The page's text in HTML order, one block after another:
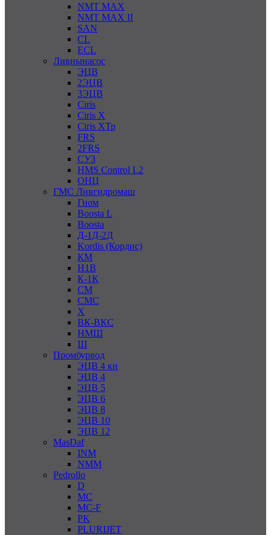
NMT MAX
NMT MAX II
SAN
CL
ECL
Ливнынасос
ЭЦВ
2ЭЦВ
3ЭЦВ
Ciris
Ciris X
Ciris ХТр
FRS
2FRS
СУЗ
HMS Control L2
ОНЦ
ГМС Ливгидромаш
Гном
Boosta L
Boosta
Д-1Д-2Д
Kordis (Кордис)
КМ
Н1В
К-1К
СМ
СМС
Х
ВК-ВКС
НМШ
Ш
Промбурвод
ЭЦВ 4 кн
ЭЦВ 4
ЭЦВ 5
ЭЦВ 6
ЭЦВ 8
ЭЦВ 10
ЭЦВ 12
MasDaf
INM
NMM
Pedrollo
D
MC
MC-F
PK
PLURIJET